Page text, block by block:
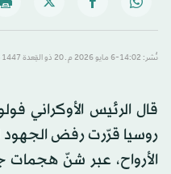
نُشر: 14:02-6 مايو 2026 م ـ 20 ذو القِعدة 1447 هـ
قال الرئيس الأوكراني
روسيا قرّرت رفض الجهود
الأرواح، عبر شنّ هجمات